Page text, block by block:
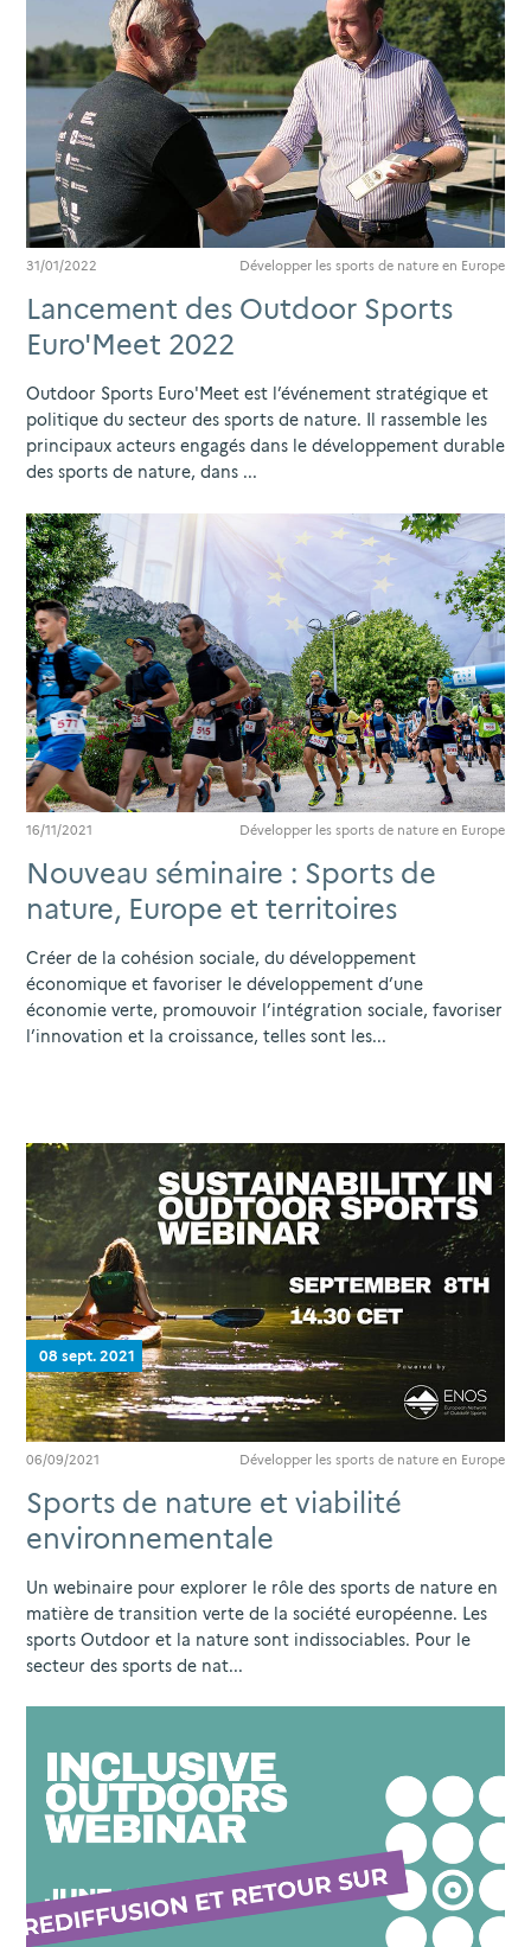
31/01/2022 Développer les sports de nature en Europe
Lancement des Outdoor Sports
Euro'Meet 2022
Outdoor Sports Euro'Meet est l’événement stratégique et
politique du secteur des sports de nature. Il rassemble les
principaux acteurs engagés dans le développement durable
des sports de nature, dans ...
16/11/2021 Développer les sports de nature en Europe
Nouveau séminaire : Sports de
nature, Europe et territoires
Créer de la cohésion sociale, du développement
économique et favoriser le développement d’une
économie verte, promouvoir l’intégration sociale, favoriser
l’innovation et la croissance, telles sont les...
08 sept. 2021
06/09/2021 Développer les sports de nature en Europe
Sports de nature et viabilité
environnementale
Un webinaire pour explorer le rôle des sports de nature en
matière de transition verte de la société européenne. Les
sports Outdoor et la nature sont indissociables. Pour le
secteur des sports de nat...